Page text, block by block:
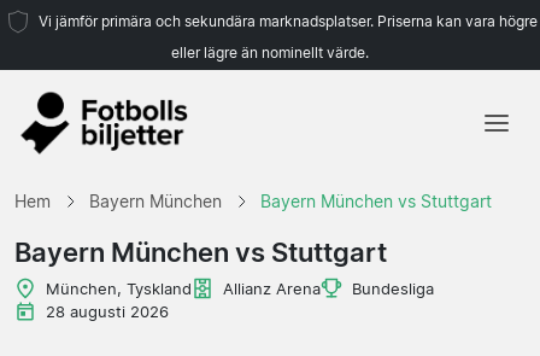
Vi jämför primära och sekundära marknadsplatser. Priserna kan vara högre
eller lägre än nominellt värde.
Hem Bayern München Bayern München vs Stuttgart
Bayern München vs Stuttgart
München, Tyskland Allianz Arena
Bundesliga
28 augusti 2026